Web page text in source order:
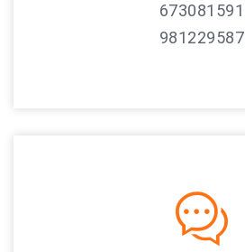
673081591
981229587